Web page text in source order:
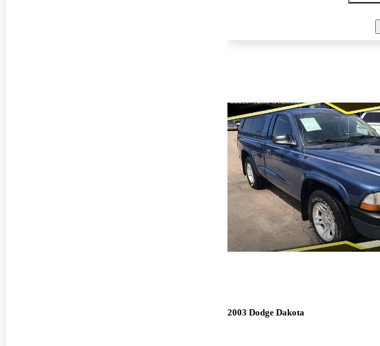
2003 Dodge Dakota